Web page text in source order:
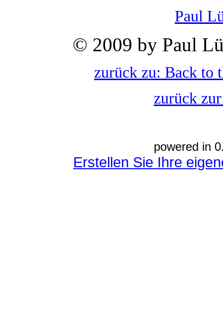
Paul
© 2009 by Paul
zurück zu: Back to
zurück
powered in
Erstellen Sie Ihre